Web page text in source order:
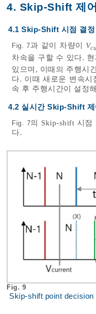
4. Skip-Shift 제
4.1 Skip-Shift 시점 결정
Fig. 7과 같이 차량이 V
차속을 구할 수 있다.
있으며, 이때의 주행시
다. 이때 새로운 변속
속 후 주행시간이 설정
4.2 실시간 Skip-Shift 제
Fig. 7의 Skip-shift 시
다.
Fig. 9
Skip-shift point decision